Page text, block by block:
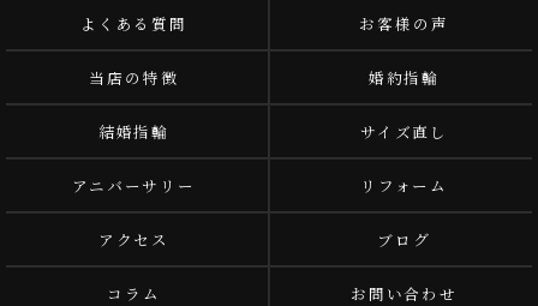
よくある質問 お客様の声
当店の特徴 婚約指輪
結婚指輪 サイズ直し
アニバーサリー リフォーム
アクセス ブログ
コラム お問い合わせ